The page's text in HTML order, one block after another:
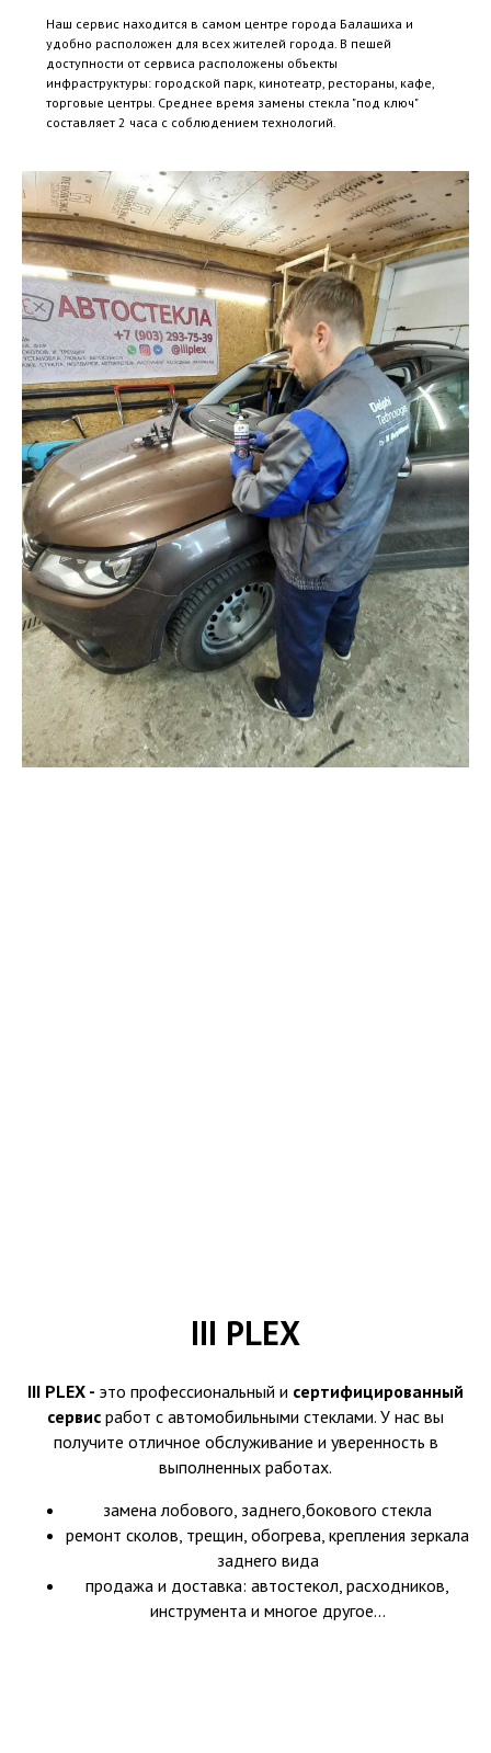
Наш сервис находится в самом центре города Балашиха и
удобно расположен для всех жителей города. В пешей
доступности от сервиса расположены объекты
инфраструктуры: городской парк, кинотеатр, рестораны, кафе,
торговые центры. Среднее время замены стекла "под ключ"
составляет 2 часа с соблюдением технологий.
III PLEX
III PLEX - это профессиональный и сертифицированный
сервис работ с автомобильными стеклами. У нас вы
получите отличное обслуживание и уверенность в
выполненных работах.
замена лобового, заднего,бокового стекла
ремонт сколов, трещин, обогрева, крепления зеркала
заднего вида
продажа и доставка: автостекол, расходников,
инструмента и многое другое...